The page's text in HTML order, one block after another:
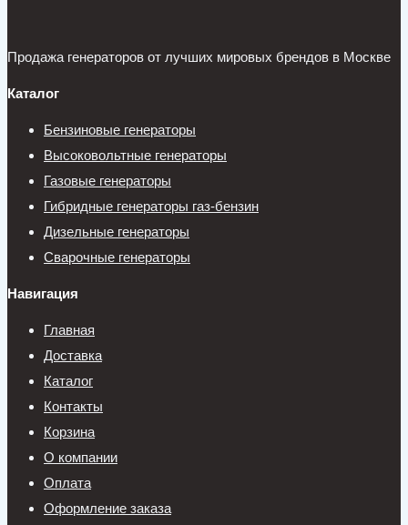
Продажа генераторов от лучших мировых брендов в Москве
Каталог
Бензиновые генераторы
Высоковольтные генераторы
Газовые генераторы
Гибридные генераторы газ-бензин
Дизельные генераторы
Сварочные генераторы
Навигация
Главная
Доставка
Каталог
Контакты
Корзина
О компании
Оплата
Оформление заказа